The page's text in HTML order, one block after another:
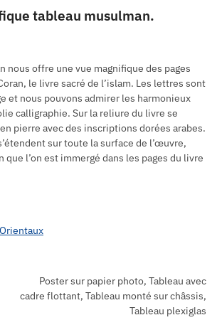
tableau musulman.
nous offre une vue magnifique des pages
le livre sacré de l’islam. Les lettres sont
et nous pouvons admirer les harmonieux
calligraphie. Sur la reliure du livre se
pierre avec des inscriptions dorées arabes.
sur toute la surface de l’œuvre,
que l’on est immergé dans les pages du livre
Poster sur papier photo, Tableau avec
cadre flottant, Tableau monté sur châssis,
Tableau plexiglas